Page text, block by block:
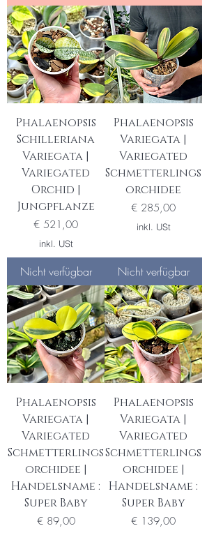
Phalaenopsis
Schilleriana
Variegata |
Variegated
Orchid |
Jungpflanze
Preis
€ 521,00
inkl. USt
Nicht verfügbar
Phalaenopsis
Variegata |
Variegated
Schmetterlings
orchidee
Preis
€ 285,00
inkl. USt
Nicht verfügbar
Phalaenopsis
Variegata |
Variegated
Schmetterlings
orchidee |
Handelsname :
Super Baby
Preis
€ 89,00
Phalaenopsis
Variegata |
Variegated
Schmetterlings
orchidee |
Handelsname :
Super Baby
Preis
€ 139,00